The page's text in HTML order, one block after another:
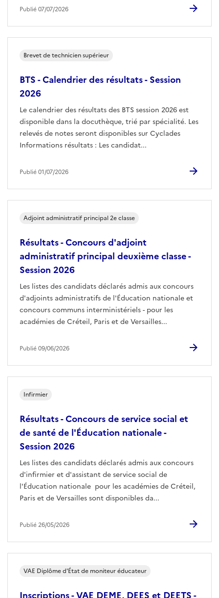
Publié 07/07/2026
BTS - Calendrier des résultats - Session
2026
Le calendrier des résultats des BTS session 2026 est
disponible dans la docuthèque, trié par spécialité. Les
relevés de notes seront disponibles sur Cyclades
Informations résultats : Les candidat...
Brevet de technicien supérieur
Publié 01/07/2026
Résultats - Concours d'adjoint
administratif principal deuxième classe -
Session 2026
Les listes des candidats déclarés admis aux concours
d'adjoints administratifs de l'Éducation nationale et
concours communs interministériels - pour les
académies de Créteil, Paris et de Versailles...
Adjoint administratif principal 2e classe
Publié 09/06/2026
Résultats - Concours de service social et
de santé de l'Éducation nationale -
Session 2026
Les listes des candidats déclarés admis aux concours
d'infirmier et d'assistant de service social de
l'Éducation nationale pour les académies de Créteil,
Paris et de Versailles sont disponibles da...
Infirmier
Publié 26/05/2026
Inscriptions - VAE DEME, DEES et DEETS -
VAE Diplôme d'État de moniteur éducateur